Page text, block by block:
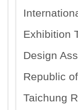
Exhibition
Design
Republic
Taichung